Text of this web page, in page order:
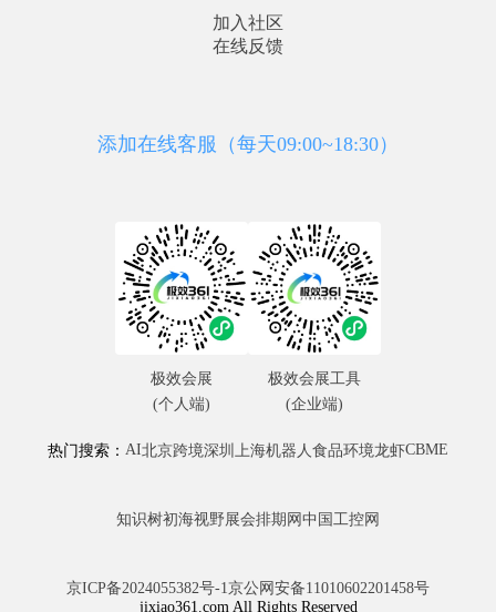
加入社区
在线反馈
添加在线客服（每天09:00~18:30）
热门搜索： AI北京跨境深圳 上海机器人食品环境龙虾CBME
知识树初海视野展会排期网 中国工控网
京ICP备2024055382号-1京公网安备11010602201458号
jixiao361.com All Rights Reserved
极效会展
(个人端)
极效会展工具
(企业端)